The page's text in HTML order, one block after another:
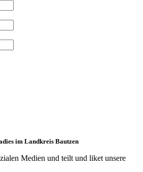
im Landkreis Bautzen
Medien und teilt und liket unsere